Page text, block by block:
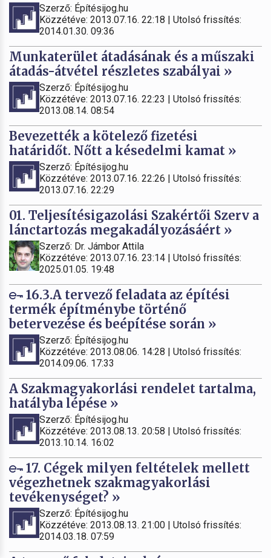
Szerző: Építésijog.hu
Közzétéve: 2013.07.16. 22:18 | Utolsó frissítés:
2014.01.30. 09:36
Munkaterület átadásának és a műszaki
átadás-átvétel részletes szabályai »
Szerző: Építésijog.hu
Közzétéve: 2013.07.16. 22:23 | Utolsó frissítés:
2013.08.14. 08:54
Bevezették a kötelező fizetési
határidőt. Nőtt a késedelmi kamat »
Szerző: Építésijog.hu
Közzétéve: 2013.07.16. 22:26 | Utolsó frissítés:
2013.07.16. 22:29
01. Teljesítésigazolási Szakértői Szerv a
lánctartozás megakadályozásáért »
Szerző: Dr. Jámbor Attila
Közzétéve: 2013.07.16. 23:14 | Utolsó frissítés:
2025.01.05. 19:48
16.3.A tervező feladata az építési
termék építménybe történő
betervezése és beépítése során »
Szerző: Építésijog.hu
Közzétéve: 2013.08.06. 14:28 | Utolsó frissítés:
2014.09.06. 17:33
A Szakmagyakorlási rendelet tartalma,
hatályba lépése »
Szerző: Építésijog.hu
Közzétéve: 2013.08.13. 20:58 | Utolsó frissítés:
2013.10.14. 16:02
17. Cégek milyen feltételek mellett
végezhetnek szakmagyakorlási
tevékenységet? »
Szerző: Építésijog.hu
Közzétéve: 2013.08.13. 21:00 | Utolsó frissítés:
2014.03.18. 07:59